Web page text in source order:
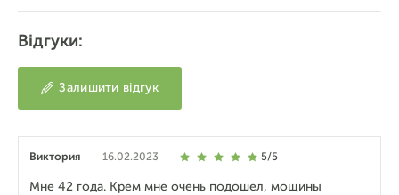
Відгуки:
Залишити відгук
Виктория 16.02.2023 5/5
Мне 42 года. Крем мне очень подошел, мощины